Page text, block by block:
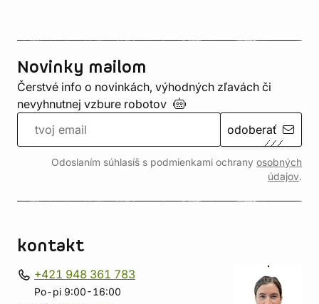
Novinky mailom
Čerstvé info o novinkách, výhodných zľavách či
nevyhnutnej vzbure robotov
odoberať
Odoslaním súhlasíš s podmienkami ochrany osobných
údajov.
kontakt
+421 948 361 783
Po-pi 9:00-16:00